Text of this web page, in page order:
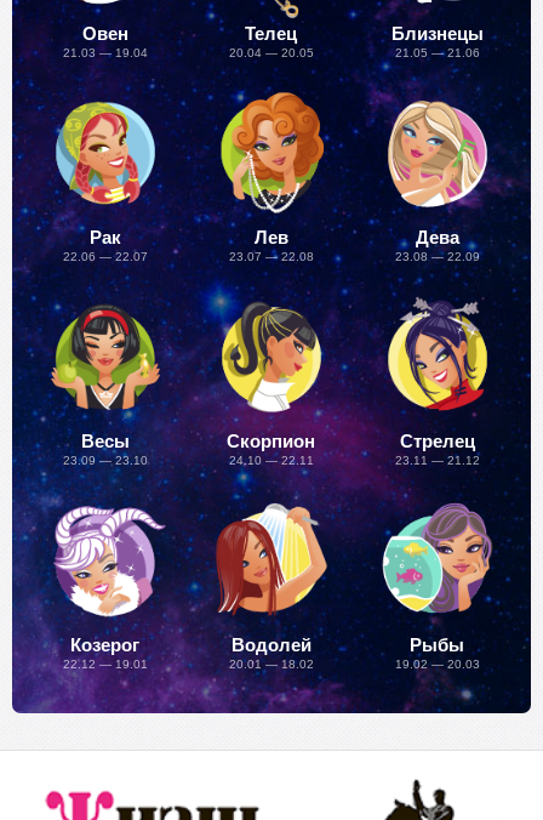
Овен
21.03 — 19.04
Телец
20.04 — 20.05
Близнецы
21.05 — 21.06
Рак
22.06 — 22.07
Лев
23.07 — 22.08
Дева
23.08 — 22.09
Весы
23.09 — 23.10
Скорпион
24.10 — 22.11
Стрелец
23.11 — 21.12
Козерог
22.12 — 19.01
Водолей
20.01 — 18.02
Рыбы
19.02 — 20.03